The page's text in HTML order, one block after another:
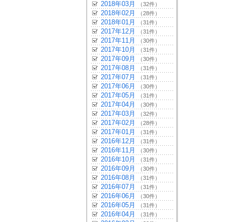
2018年03月 （32件）
2018年02月 （28件）
2018年01月 （31件）
2017年12月 （31件）
2017年11月 （30件）
2017年10月 （31件）
2017年09月 （30件）
2017年08月 （31件）
2017年07月 （31件）
2017年06月 （30件）
2017年05月 （31件）
2017年04月 （30件）
2017年03月 （32件）
2017年02月 （28件）
2017年01月 （31件）
2016年12月 （31件）
2016年11月 （30件）
2016年10月 （31件）
2016年09月 （30件）
2016年08月 （31件）
2016年07月 （31件）
2016年06月 （30件）
2016年05月 （31件）
2016年04月 （31件）